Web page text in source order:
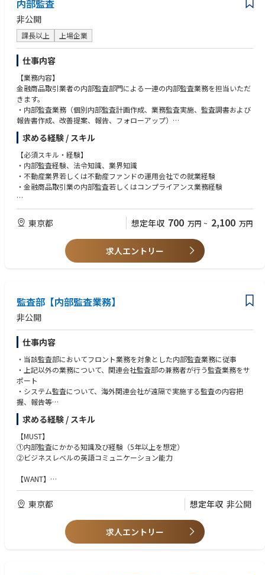
内部監査
非公開
課長以上 上場企業
仕事内容
【業務内容】
金融商品取引業者の内部監査部門による一連の内部監査業務を担当いただ
きます。
・内部監査業務（個別内部監査計画作成、業務監査実施、監査調書および
報告書作成、改善提案、報告、フォローアップ）
・内部統制報告制度（J-SOX）の整備、運用評価
・監査等委員、監査法人との三様監査
求める経験 / スキル
【必須スキル・経験】
・内部監査経験、法令知識、業界知識
・不動産業界若しくは不動産ファンドの運用会社での就業経験
・金融商品取引業の内部監査若しくはコンプライアンス業務経験
【歓迎スキル・経験】
・宅地建物取引士資格
・監査法人での会計監査経験
・事業会社での経理経験
東京都 想定年収 700 万円 ~ 2,100 万円
求人エントリー
監査部【内部監査業務】
非公開
仕事内容
・当該監査部においてフロント業務を対象とした内部監査業務に従事
・上記以外の業務について、関連会社監査部の兼務者が行う監査業務をサ
ポート
・システム監査について、海外関連会社が遠隔で実施する監査の内容把
握、報告等
・監査計画書、監査調書、監査報告書等の内部監査関連書類の和訳／英訳
・その他、ビジネスモニタリング、リスクアセスメント等、関連会社と連
携して監査関連業務にも従事
求める経験 / スキル
【MUST】
①内部監査にかかる知識及び経験（5年以上を想定）
②ビジネスレベルの英語コミュニケーション能力
【WANT】
①CIA（公認内部監査人）資格保有
②証券業務（特にエクイティ関連）にかかる実務経験
③システム監査にかかる知見
④監査システム（Audit Board、Archer等）の利用経験
東京都 想定年収 非公開
求人エントリー